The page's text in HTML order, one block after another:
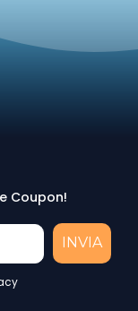
Coupon!
INVIA